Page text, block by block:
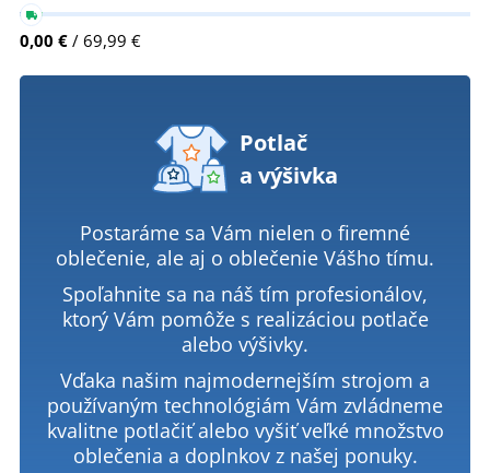
0,00 € / 69,99 €
Potlač
a výšivka
Postaráme sa Vám nielen o firemné
oblečenie, ale aj o oblečenie Vášho tímu.
Spoľahnite sa na náš tím profesionálov,
ktorý Vám pomôže s realizáciou potlače
alebo výšivky.
Vďaka našim najmodernejším strojom a
používaným technológiám Vám zvládneme
kvalitne potlačiť alebo vyšiť veľké množstvo
oblečenia a doplnkov z našej ponuky.